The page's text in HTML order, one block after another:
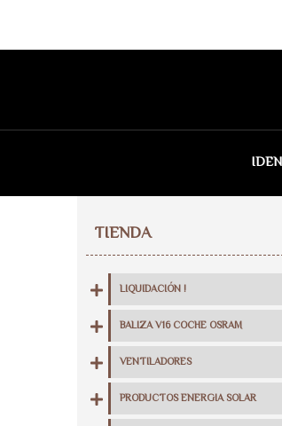
Web exclusiva para
Portes gratis para
TIENDA
LIQUIDACIÓN !
BALIZA V16 COCHE OSRAM
VENTILADORES
PRODUCTOS ENERGIA SOLAR